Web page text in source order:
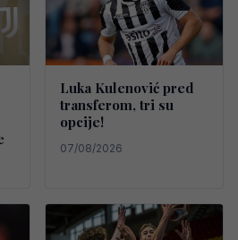
Luka Kulenović pred
transferom, tri su
opcije!
07/08/2026